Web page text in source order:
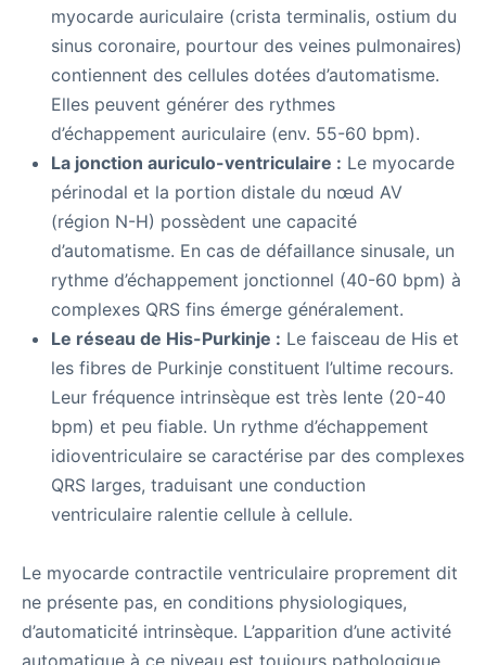
myocarde auriculaire (crista terminalis, ostium du
sinus coronaire, pourtour des veines pulmonaires)
contiennent des cellules dotées d’automatisme.
Elles peuvent générer des rythmes
d’échappement auriculaire (env. 55-60 bpm).
La jonction auriculo-ventriculaire : Le myocarde
périnodal et la portion distale du nœud AV
(région N-H) possèdent une capacité
d’automatisme. En cas de défaillance sinusale, un
rythme d’échappement jonctionnel (40-60 bpm) à
complexes QRS fins émerge généralement.
Le réseau de His-Purkinje : Le faisceau de His et
les fibres de Purkinje constituent l’ultime recours.
Leur fréquence intrinsèque est très lente (20-40
bpm) et peu fiable. Un rythme d’échappement
idioventriculaire se caractérise par des complexes
QRS larges, traduisant une conduction
ventriculaire ralentie cellule à cellule.
Le myocarde contractile ventriculaire proprement dit
ne présente pas, en conditions physiologiques,
d’automaticité intrinsèque. L’apparition d’une activité